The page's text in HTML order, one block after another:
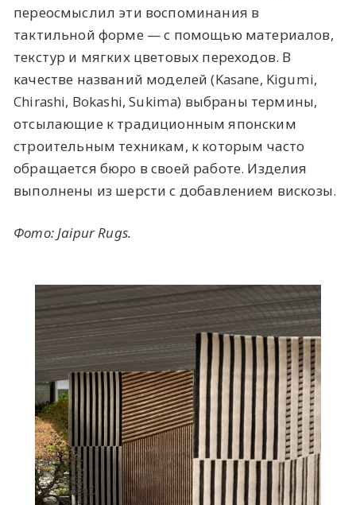
переосмыслил эти воспоминания в
тактильной форме — с помощью материалов,
текстур и мягких цветовых переходов. В
качестве названий моделей (Kasane, Kigumi,
Chirashi, Bokashi, Sukima) выбраны термины,
отсылающие к традиционным японским
строительным техникам, к которым часто
обращается бюро в своей работе. Изделия
выполнены из шерсти с добавлением вискозы.
Фото: Jaipur Rugs.